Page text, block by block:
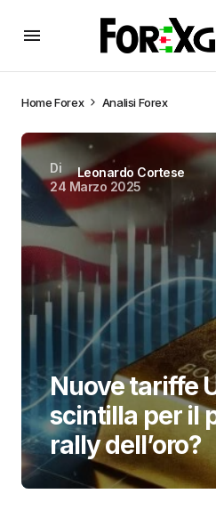
HomeForex Analisi Forex
Di
Leonardo Cortese
24 Marzo 2025
Nuove tariffe
scintilla per il
rally dell’oro?